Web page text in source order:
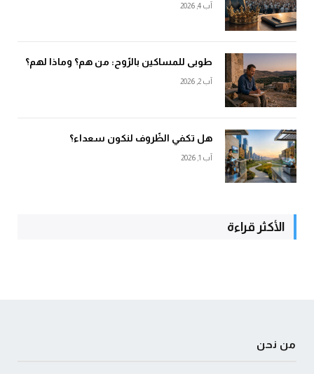
آب 4, 2026
طوبى للمساكين بالرّوح: من هم؟ وماذا لهم؟
آب 2, 2026
هل تكفي الظّروف لنكون سعداء؟
آب 1, 2026
الأكثر قراءة
من نحن